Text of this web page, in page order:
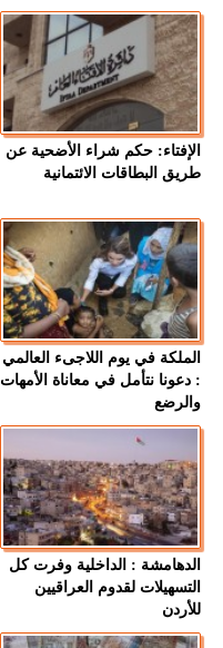
الإفتاء: حكم شراء الأضحية عن
طريق البطاقات الائتمانية
الملكة في يوم اللاجىء العالمي
: دعونا نتأمل في معاناة الأمهات
والرضع
الدهامشة : الداخلية وفرت كل
التسهيلات لقدوم العراقيين
للأردن